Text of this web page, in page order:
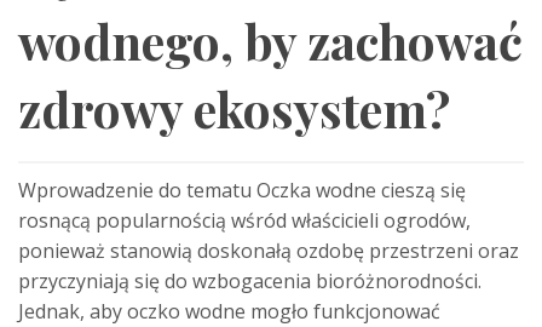
wodnego, by zachować
zdrowy ekosystem?
Wprowadzenie do tematu Oczka wodne cieszą się
rosnącą popularnością wśród właścicieli ogrodów,
ponieważ stanowią doskonałą ozdobę przestrzeni oraz
przyczyniają się do wzbogacenia bioróżnorodności.
Jednak, aby oczko wodne mogło funkcjonować